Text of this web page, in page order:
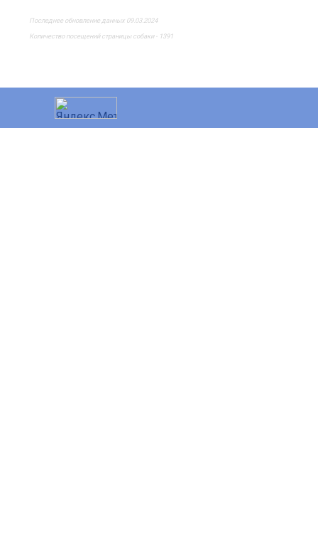
Последнее обновление данных 09.03.2024
Количество посещений страницы собаки - 1391